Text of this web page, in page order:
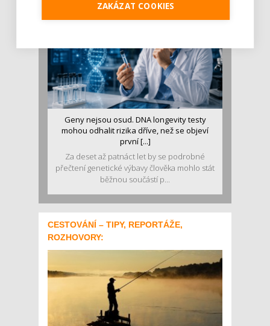
Geny nejsou osud. DNA longevity testy
mohou odhalit rizika dříve, než se objeví
první [...]
Za deset až patnáct let by se podrobné
přečtení genetické výbavy člověka mohlo stát
běžnou součástí p...
CESTOVÁNÍ – TIPY, REPORTÁŽE,
ROZHOVORY:
ZAKÁZAT COOKIES